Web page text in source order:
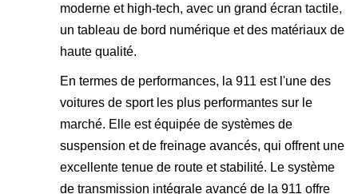
moderne et high-tech, avec un grand écran tactile,
un tableau de bord numérique et des matériaux de
haute qualité.
En termes de performances, la 911 est l'une des
voitures de sport les plus performantes sur le
marché. Elle est équipée de systèmes de
suspension et de freinage avancés, qui offrent une
excellente tenue de route et stabilité. Le système
de transmission intégrale avancé de la 911 offre